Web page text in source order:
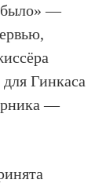
было» —
Гинкаса
—